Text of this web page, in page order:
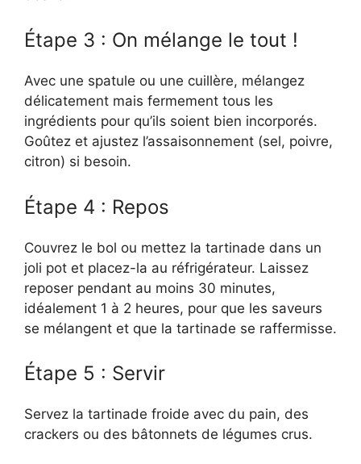
Étape 3 : On mélange le tout !
Avec une spatule ou une cuillère, mélangez
délicatement mais fermement tous les
ingrédients pour qu’ils soient bien incorporés.
Goûtez et ajustez l’assaisonnement (sel, poivre,
citron) si besoin.
Étape 4 : Repos
Couvrez le bol ou mettez la tartinade dans un
joli pot et placez-la au réfrigérateur. Laissez
reposer pendant au moins 30 minutes,
idéalement 1 à 2 heures, pour que les saveurs
se mélangent et que la tartinade se raffermisse.
Étape 5 : Servir
Servez la tartinade froide avec du pain, des
crackers ou des bâtonnets de légumes crus.